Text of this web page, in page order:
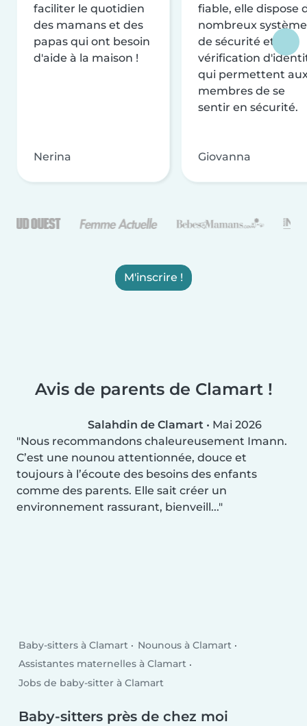
faciliter le quotidien
des mamans et des
papas qui ont besoin
d'aide à la maison !
Nerina
fiable, elle dispose
nombreux
de sécurité et de
vérification
qui permettent
membres de se
sentir en sécurité.
Giovanna
M'inscrire !
Avis de parents de Clamart !
Salahdin de Clamart • Mai 2026
Nous recommandons chaleureusement Imann.
C’est une nounou attentionnée, douce et
toujours à l’écoute des besoins des enfants
comme des parents. Elle sait créer un
environnement rassurant, bienveill...
Baby-sitters à Clamart
Nounous à Clamart
Assistantes maternelles à Clamart
Jobs de baby-sitter à Clamart
Baby-sitters près de chez moi